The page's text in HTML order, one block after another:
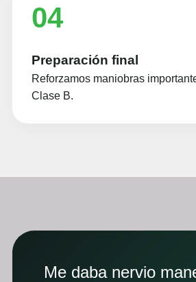
04
Preparación final
Reforzamos maniobras
Clase B.
Me daba nervio